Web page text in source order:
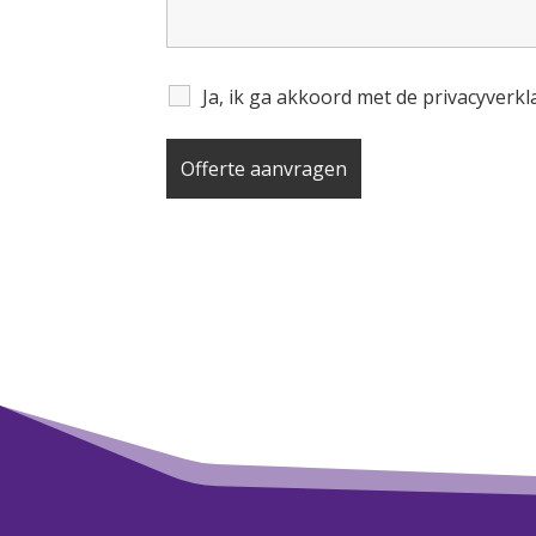
Ja, ik ga akkoord met de